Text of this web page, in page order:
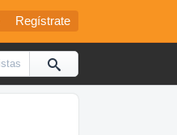
Regístrate